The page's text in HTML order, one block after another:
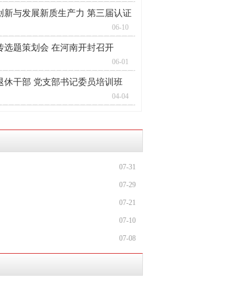
与发展新质生产力 第三届认证
06-10
题策划会 在河南开封召开
06-01
干部 党支部书记委员培训班
04-04
07-31
07-29
07-21
07-10
07-08